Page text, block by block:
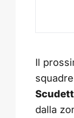
Il
dalla